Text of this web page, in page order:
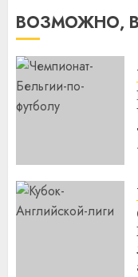
ВОЗМОЖНО,